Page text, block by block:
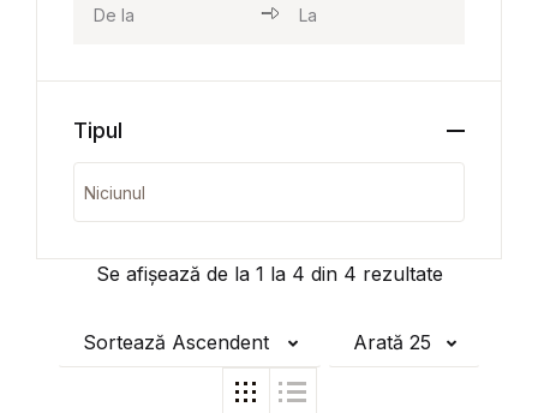
Se afișează de la 1 la 4 din 4 rezultate
Sortează Ascendent Arată 25
Tipul